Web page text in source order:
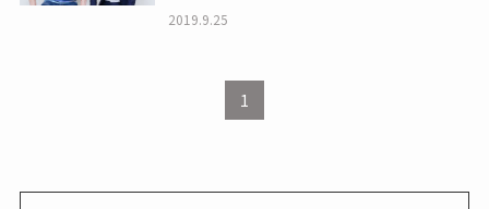
2019.9.25
1